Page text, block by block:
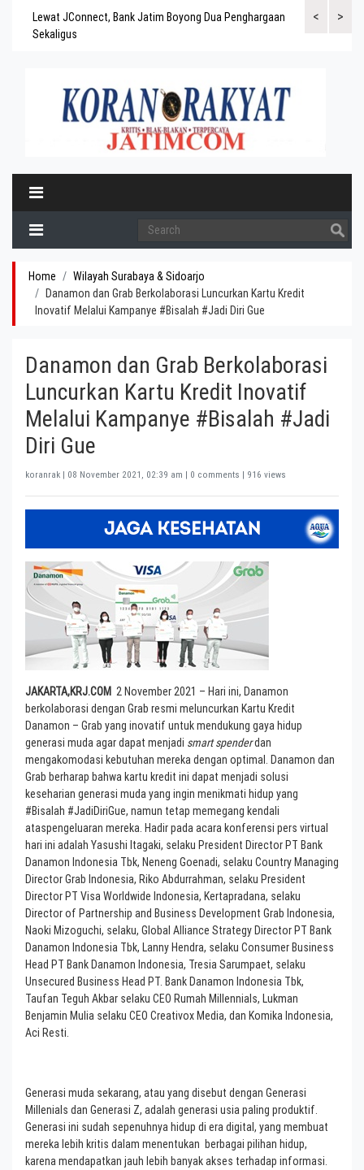
<
Lewat JConnect, Bank Jatim Boyong Dua Penghargaan
Sekaligus
Bank Jatim
>
Home
Wilayah Surabaya & Sidoarjo
Danamon dan Grab Berkolaborasi Luncurkan Kartu Kredit
Inovatif Melalui Kampanye #Bisalah #Jadi Diri Gue
Danamon dan Grab Berkolaborasi
Luncurkan Kartu Kredit Inovatif
Melalui Kampanye #Bisalah #Jadi
Diri Gue
koranrak | 08 November 2021, 02:39 am | 0 comments | 916 views
JAKARTA,KRJ.COM 2 November 2021 – Hari ini, Danamon
berkolaborasi dengan Grab resmi meluncurkan Kartu Kredit
Danamon – Grab yang inovatif untuk mendukung gaya hidup
generasi muda agar dapat menjadi smart spenderdan
mengakomodasi kebutuhan mereka dengan optimal. Danamon dan
Grab berharap bahwa kartu kredit ini dapat menjadi solusi
keseharian generasi muda yang ingin menikmati hidup yang
#Bisalah #JadiDiriGue, namun tetap memegang kendali
ataspengeluaran mereka. Hadir pada acara konferensi pers virtual
hari ini adalah Yasushi Itagaki, selaku President Director PT Bank
Danamon Indonesia Tbk, Neneng Goenadi, selaku Country Managing
Director Grab Indonesia, Riko Abdurrahman, selaku President
Director PT Visa Worldwide Indonesia, Kertapradana, selaku
Director of Partnership and Business Development Grab Indonesia,
Naoki Mizoguchi, selaku, Global Alliance Strategy Director PT Bank
Danamon Indonesia Tbk, Lanny Hendra, selaku Consumer Business
Head PT Bank Danamon Indonesia, Tresia Sarumpaet, selaku
Unsecured Business Head PT. Bank Danamon Indonesia Tbk,
Taufan Teguh Akbar selaku CEO Rumah Millennials, Lukman
Benjamin Mulia selaku CEO Creativox Media, dan Komika Indonesia,
Aci Resti.
Generasi muda sekarang, atau yang disebut dengan Generasi
Millenials dan Generasi Z, adalah generasi usia paling produktif.
Generasi ini sudah sepenuhnya hidup di era digital, yang membuat
mereka lebih kritis dalam menentukan berbagai pilihan hidup,
karena mendapatkan jauh lebih banyak akses terhadap informasi.